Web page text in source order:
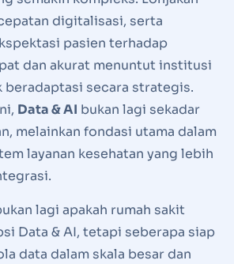
digitalisasi, serta
pasien terhadap
dan akurat menuntut institusi
beradaptasi secara strategis.
Data & AI bukan lagi sekadar
melainkan fondasi utama dalam
layanan kesehatan yang lebih
lagi apakah rumah sakit
Data & AI, tetapi seberapa siap
data dalam skala besar dan